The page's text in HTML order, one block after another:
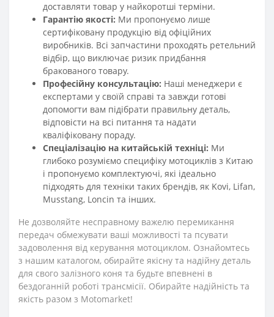
доставляти товар у найкоротші терміни.
Гарантію якості: Ми пропонуємо лише
сертифіковану продукцію від офіційних
виробників. Всі запчастини проходять ретельний
відбір, що виключає ризик придбання
бракованого товару.
Професійну консультацію: Наші менеджери є
експертами у своїй справі та завжди готові
допомогти вам підібрати правильну деталь,
відповісти на всі питання та надати
кваліфіковану пораду.
Спеціалізацію на китайській техніці: Ми
глибоко розуміємо специфіку мотоциклів з Китаю
і пропонуємо комплектуючі, які ідеально
підходять для техніки таких брендів, як Kovi, Lifan,
Musstang, Loncin та інших.
Не дозволяйте несправному важелю перемикання
передач обмежувати ваші можливості та псувати
задоволення від керування мотоциклом. Ознайомтесь
з нашим каталогом, обирайте якісну та надійну деталь
для свого залізного коня та будьте впевнені в
бездоганній роботі трансмісії. Обирайте надійність та
якість разом з Motomarket!